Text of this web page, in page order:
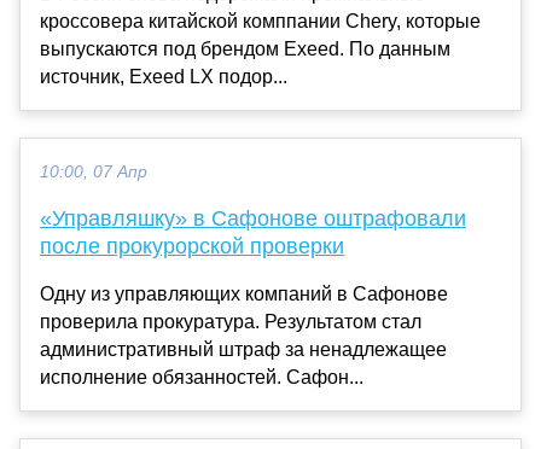
кроссовера китайской комппании Chery, которые
выпускаются под брендом Exeed. По данным
источник, Exeed LX подор...
10:00, 07 Апр
«Управляшку» в Сафонове оштрафовали
после прокурорской проверки
Одну из управляющих компаний в Сафонове
проверила прокуратура. Результатом стал
административный штраф за ненадлежащее
исполнение обязанностей. Сафон...